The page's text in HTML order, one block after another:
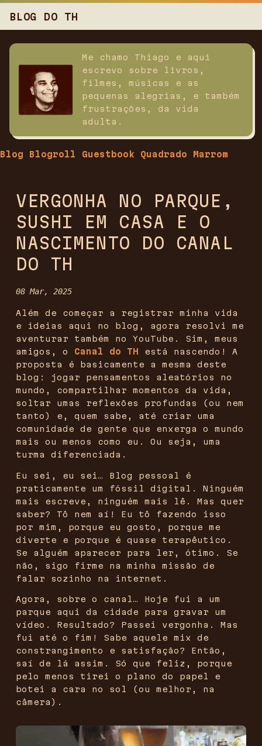
BLOG DO TH
Me chamo Thiago e aqui
escrevo sobre livros,
filmes, músicas e as
pequenas alegrias, e também
frustrações, da vida
adulta.
Blog Blogroll Guestbook Quadrado Marrom
VERGONHA NO PARQUE,
SUSHI EM CASA E O
NASCIMENTO DO CANAL
DO TH
08 Mar, 2025
Além de começar a registrar minha vida
e ideias aqui no blog, agora resolvi me
aventurar também no YouTube. Sim, meus
amigos, o Canal do TH está nascendo! A
proposta é basicamente a mesma deste
blog: jogar pensamentos aleatórios no
mundo, compartilhar momentos da vida,
soltar umas reflexões profundas (ou nem
tanto) e, quem sabe, até criar uma
comunidade de gente que enxerga o mundo
mais ou menos como eu. Ou seja, uma
turma diferenciada.
Eu sei, eu sei… Blog pessoal é
praticamente um fóssil digital. Ninguém
mais escreve, ninguém mais lê. Mas quer
saber? Tô nem aí! Eu tô fazendo isso
por mim, porque eu gosto, porque me
diverte e porque é quase terapêutico.
Se alguém aparecer para ler, ótimo. Se
não, sigo firme na minha missão de
falar sozinho na internet.
Agora, sobre o canal… Hoje fui a um
parque aqui da cidade para gravar um
vídeo. Resultado? Passei vergonha. Mas
fui até o fim! Sabe aquele mix de
constrangimento e satisfação? Então,
saí de lá assim. Só que feliz, porque
pelo menos tirei o plano do papel e
botei a cara no sol (ou melhor, na
câmera).